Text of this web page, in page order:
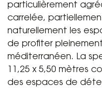
particulièrement
carrelée,
naturellement les
de profiter
méditerranéen. La
11,25 x 5,50 mètres
des espaces de